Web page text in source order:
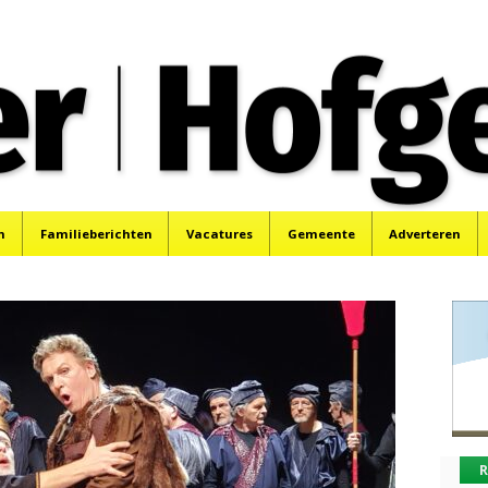
Familieberichten Vacatures Gemeente Adverteren